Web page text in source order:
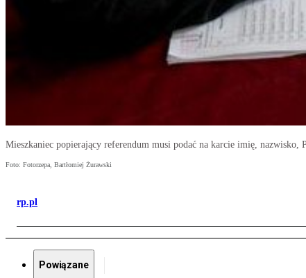
Mieszkaniec popierający referendum musi podać na karcie imię, nazwisko,
Foto: Fotorzepa, Bartłomiej Żurawski
rp.pl
Powiązane